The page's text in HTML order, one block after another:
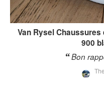
Van Rysel Chaussures
900
Bon